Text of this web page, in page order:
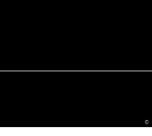
©